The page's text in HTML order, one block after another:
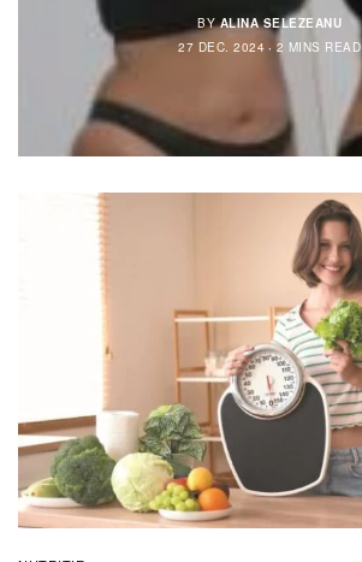
BY ALINA SELEZEANU
27 DEC. 2024
2 MINS READ